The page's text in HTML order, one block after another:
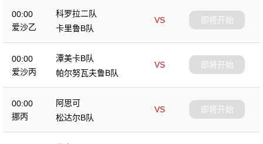
00:00
爱沙乙
科罗拉二队
VS
卡里鲁B队
即将开始
00:00
爱沙丙
潭美卡B队
VS
帕尔努瓦夫鲁B队
即将开始
00:00
挪丙
阿思可
VS
松达尔B队
即将开始